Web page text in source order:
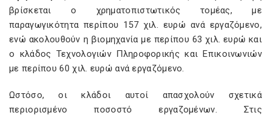
βρίσκεται ο χρηματοπιστωτικός τομέας, με
παραγωγικότητα περίπου 157 χιλ. ευρώ ανά εργαζόμενο,
ενώ ακολουθούν η βιομηχανία με περίπου 63 χιλ. ευρώ και
ο κλάδος Τεχνολογιών Πληροφορικής και Επικοινωνιών
με περίπου 60 χιλ. ευρώ ανά εργαζόμενο.
Ωστόσο, οι κλάδοι αυτοί απασχολούν σχετικά
περιορισμένο ποσοστό εργαζομένων. Στις